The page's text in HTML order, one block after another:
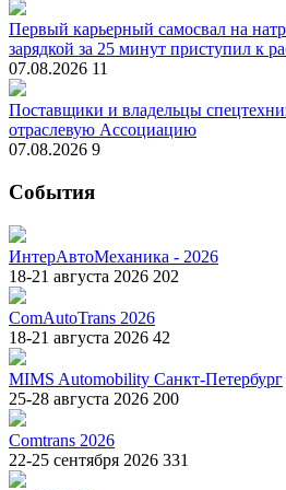
Первый карьерный самосвал на
зарядкой за 25 минут приступил к
07.08.2026 11
Поставщики и владельцы
отраслевую Ассоциацию
07.08.2026 9
События
ИнтерАвтоМеханика - 2026
18-21 августа 2026 202
ComAutoTrans 2026
18-21 августа 2026 42
MIMS Automobility Санкт-Петербург
25-28 августа 2026 200
Comtrans 2026
22-25 сентября 2026 331